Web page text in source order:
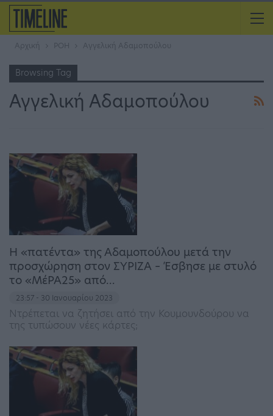
Αρχική ΡΟΗ Αγγελική Αδαμοπούλου
Browsing Tag
Αγγελική Αδαμοπούλου
H «πατέντα» της Αδαμοπούλου μετά την
προσχώρηση στον ΣΥΡΙΖΑ – Έσβησε με στυλό
το «ΜέΡΑ25» από…
23:57 - 30 Ιανουαρίου 2023
Ντρέπεται να ζητήσει από την Κουμουνδούρου να
της τυπώσουν νέες κάρτες;